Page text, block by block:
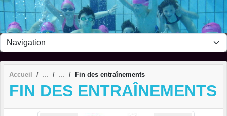
Accueil Fin des entraînements
FIN DES ENTRAÎNEMENTS